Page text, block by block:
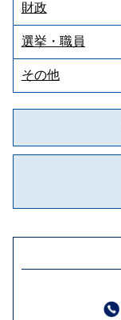
財政
選挙・職員
その他